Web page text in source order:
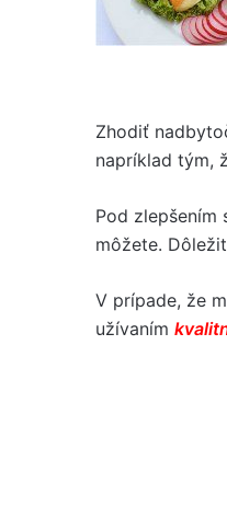
Zhodiť
napríklad tým,
Pod zlepšením
môžete.
V prípade, že
užívaním